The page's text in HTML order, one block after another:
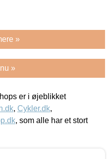
»
»
er i øjeblikket
, Cykler.dk,
, som alle har et stort